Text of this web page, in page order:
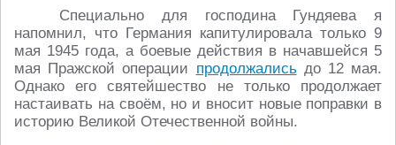
Специально для господина Гундяева я
напомнил, что Германия капитулировала только 9
мая 1945 года, а боевые действия в начавшейся 5
мая Пражской операции продолжалисьдо 12 мая.
Однако его святейшество не только продолжает
настаивать на своём, но и вносит новые поправки в
историю Великой Отечественной войны.